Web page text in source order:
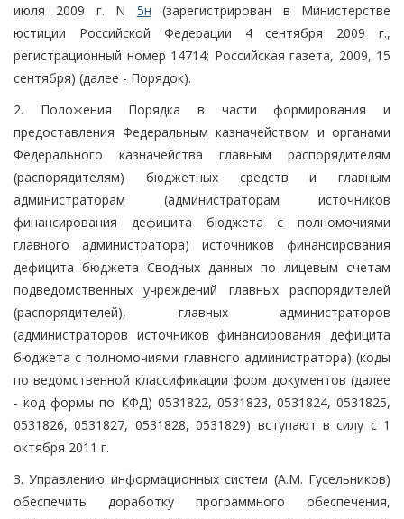
июля 2009 г. N 5н (зарегистрирован в Министерстве
юстиции Российской Федерации 4 сентября 2009 г.,
регистрационный номер 14714; Российская газета, 2009, 15
сентября) (далее - Порядок).
2. Положения Порядка в части формирования и
предоставления Федеральным казначейством и органами
Федерального казначейства главным распорядителям
(распорядителям) бюджетных средств и главным
администраторам (администраторам источников
финансирования дефицита бюджета с полномочиями
главного администратора) источников финансирования
дефицита бюджета Сводных данных по лицевым счетам
подведомственных учреждений главных распорядителей
(распорядителей), главных администраторов
(администраторов источников финансирования дефицита
бюджета с полномочиями главного администратора) (коды
по ведомственной классификации форм документов (далее
- код формы по КФД) 0531822, 0531823, 0531824, 0531825,
0531826, 0531827, 0531828, 0531829) вступают в силу с 1
октября 2011 г.
3. Управлению информационных систем (А.М. Гусельников)
обеспечить доработку программного обеспечения,